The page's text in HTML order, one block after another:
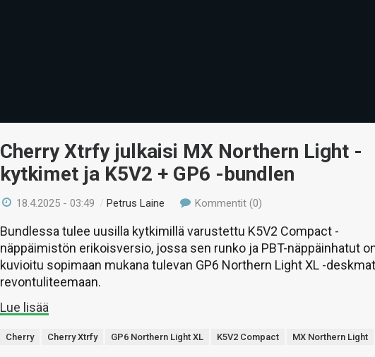
Cherry Xtrfy julkaisi MX Northern Light -
kytkimet ja K5V2 + GP6 -bundlen
18.4.2025 - 03:49 /Petrus Laine Kommentit (0)
Bundlessa tulee uusilla kytkimillä varustettu K5V2 Compact -
näppäimistön erikoisversio, jossa sen runko ja PBT-näppäinhatut
kuvioitu sopimaan mukana tulevan GP6 Northern Light XL -
revontuliteemaan.
Lue lisää
Cherry Cherry Xtrfy GP6 Northern Light XL K5V2 Compact MX Northern Light